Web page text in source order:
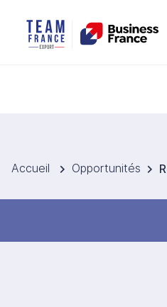
Accueil Opportunités